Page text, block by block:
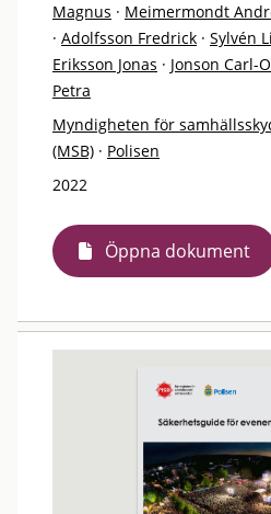
Magnus · Meimermondt
· Adolfsson Fredrick · Sylvén
Eriksson Jonas · Jonson Carl-
Petra
Myndigheten för
(MSB) · Polisen
2022
Öppna dokument